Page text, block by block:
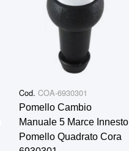
Cod. COA-6930301
Pomello Cambio
Manuale 5 Marce Innesto
Pomello Quadrato Cora